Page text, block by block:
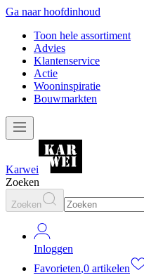
Ga naar hoofdinhoud
Toon hele assortiment
Advies
Klantenservice
Actie
Wooninspiratie
Bouwmarkten
Karwei
Zoeken
Zoeken
Inloggen
Favorieten,0 artikelen